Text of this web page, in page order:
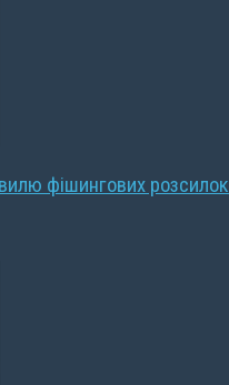
фішингових розсилок